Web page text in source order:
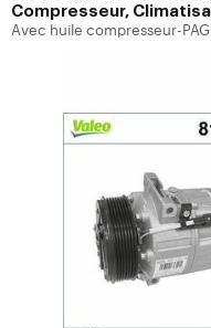
Compresseur,
Avec huile compresseur-PAG